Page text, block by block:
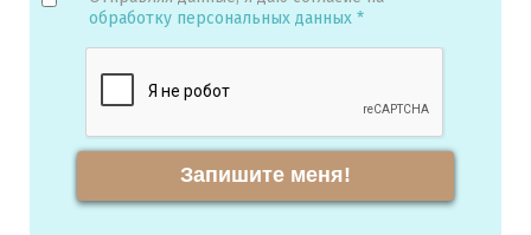
обработку персональных данных *
Запишите меня!